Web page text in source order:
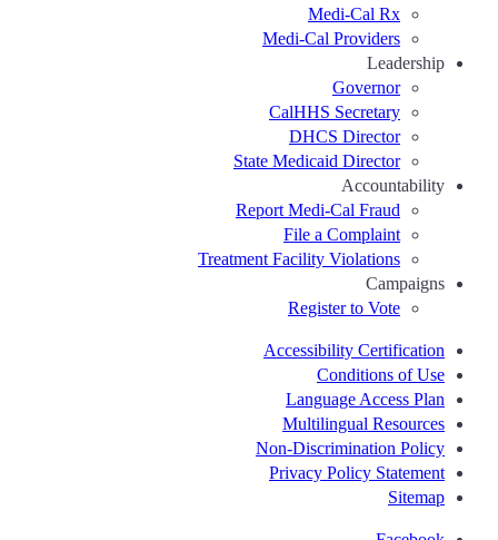
Medi-Cal Rx
Medi-Cal Providers
Leadership
Governor
CalHHS Secretary
DHCS Director
State Medicaid Director
Accountability
Report Medi-Cal Fraud
File a Complaint
Treatment Facility Violations
Campaigns
Register to Vote
Accessibility Certification
Conditions of Use
Language Access Plan
Multilingual Resources
Non-Discrimination Policy
Privacy Policy Statement
Sitemap